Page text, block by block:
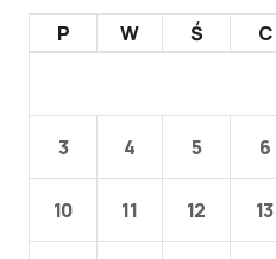
P
W Ś C
3 4 5 6
10 11 12 13